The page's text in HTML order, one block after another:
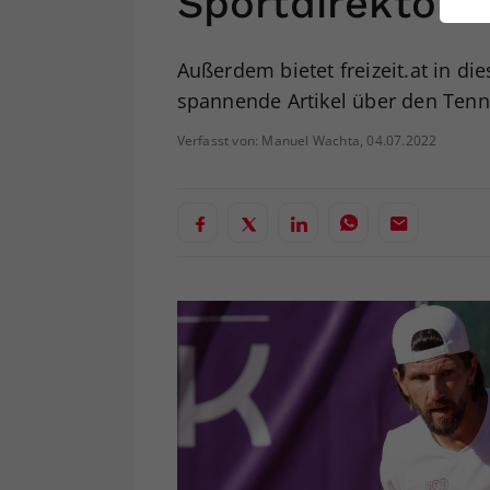
Außerdem bietet freizeit.at in
spannende Artikel über den
Verfasst von: Manuel Wachta, 04.07.2022